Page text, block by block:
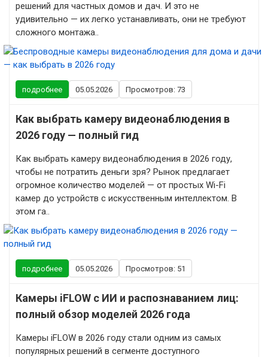
решений для частных домов и дач. И это не
удивительно — их легко устанавливать, они не требуют
сложного монтажа..
подробнее 05.05.2026 Просмотров: 73
Как выбрать камеру видеонаблюдения в
2026 году — полный гид
Как выбрать камеру видеонаблюдения в 2026 году,
чтобы не потратить деньги зря? Рынок предлагает
огромное количество моделей — от простых Wi-Fi
камер до устройств с искусственным интеллектом. В
этом га..
подробнее 05.05.2026 Просмотров: 51
Камеры iFLOW с ИИ и распознаванием лиц:
полный обзор моделей 2026 года
Камеры iFLOW в 2026 году стали одним из самых
популярных решений в сегменте доступного